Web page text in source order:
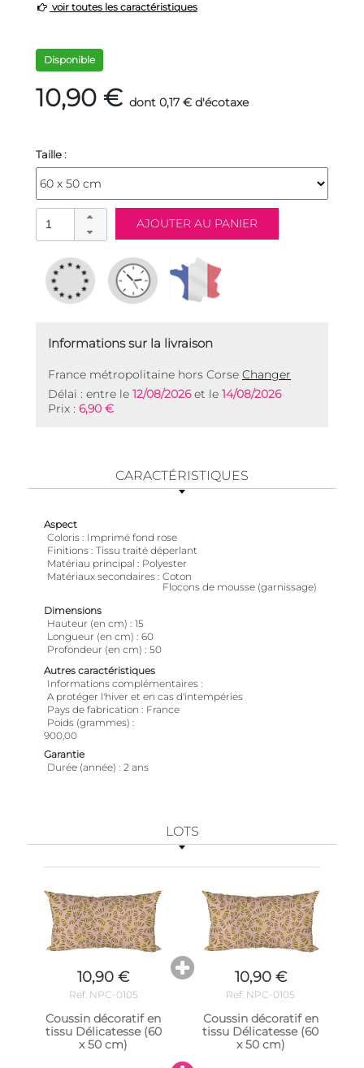
voir toutes les caractéristiques
Disponible
10,90 € dont 0,17 € d'écotaxe
Taille :
Informations sur la livraison
France métropolitaine hors Corse Changer
Délai : entre le 12/08/2026et le 14/08/2026
Prix : 6,90 €
CARACTÉRISTIQUES
Aspect
Coloris
Imprimé fond rose
Finitions Tissu traité déperlant
Matériau principal
Polyester
Matériaux secondaires Coton
Flocons de mousse (garnissage)
Dimensions
Hauteur (en cm)
15
Longueur (en cm)
60
Profondeur (en cm)
50
Autres caractéristiques
Informations complémentaires
A protéger l'hiver et en cas d'intempéries
Pays de fabrication
France
Poids (grammes)
900,00
Garantie
Durée (année)
2 ans
LOTS
10,90 €
Ref. NPC-0105
Coussin décoratif en
tissu Délicatesse (60
x 50 cm)
10,90 €
Ref. NPC-0105
Coussin décoratif en
tissu Délicatesse (60
x 50 cm)